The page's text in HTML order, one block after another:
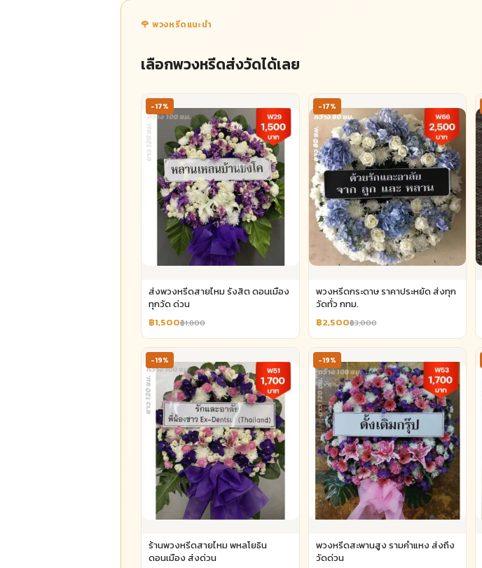
🌹 พวงหรีดแนะนำ
เลือกพวงหรีดส่งวัดได้เลย
-17%
ส่งพวงหรีดสายไหม รังสิต ดอนเมือง
ทุกวัด ด่วน
฿1,500฿1,800
-17%
พวงหรีดกระดาษ ราคาประหยัด ส่งทุก
วัดทั่ว กทม.
฿2,500฿3,000
-19%
ร้านพวงหรีดสายไหม พหลโยธิน
ดอนเมือง ส่งด่วน
-19%
พวงหรีดสะพานสูง รามคำแหง ส่งถึง
วัดด่วน